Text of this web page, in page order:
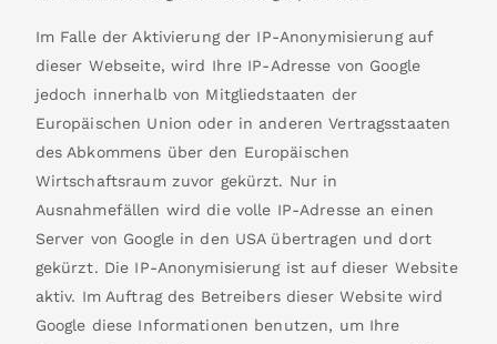
Im Falle der Aktivierung der IP-Anonymisierung auf
dieser Webseite, wird Ihre IP-Adresse von Google
jedoch innerhalb von Mitgliedstaaten der
Europäischen Union oder in anderen Vertragsstaaten
des Abkommens über den Europäischen
Wirtschaftsraum zuvor gekürzt. Nur in
Ausnahmefällen wird die volle IP-Adresse an einen
Server von Google in den USA übertragen und dort
gekürzt. Die IP-Anonymisierung ist auf dieser Website
aktiv. Im Auftrag des Betreibers dieser Website wird
Google diese Informationen benutzen, um Ihre